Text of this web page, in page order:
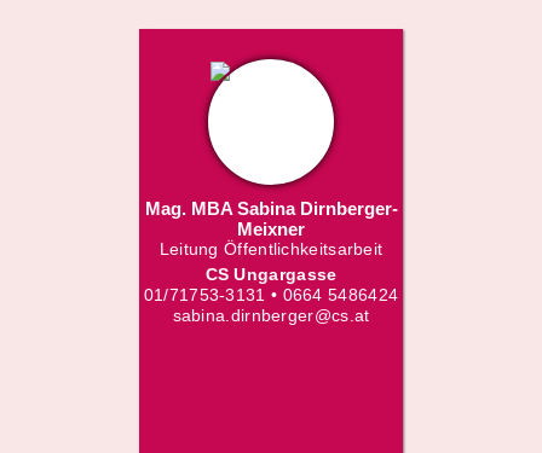
Mag. MBA Sabina Dirnberger-
Meixner
Leitung Öffentlichkeitsarbeit
CS Ungargasse
01/71753-3131 • 0664 5486424
sabina.dirnberger@cs.at